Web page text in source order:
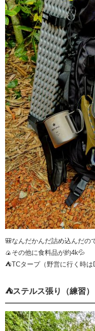
🎒なんだかんだ詰め込んだの
🍙その他に食料品が約4k💦
⛺️TCタープ（野営に行く時は
⛺️ステルス張り（練習）